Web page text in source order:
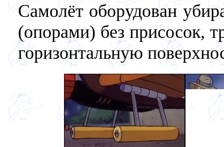
Самолёт оборудован
(опорами) без присосок,
горизонтальную